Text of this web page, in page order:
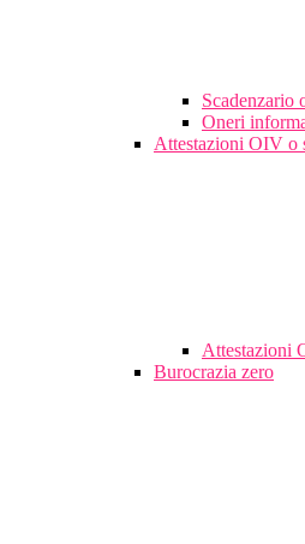
Scadenzario
Oneri
Attestazioni OIV o
Attestazioni
Burocrazia zero